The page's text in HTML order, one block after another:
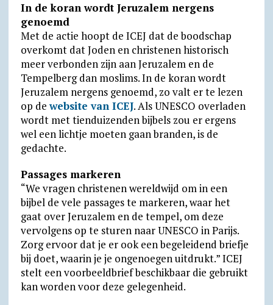
In de koran wordt Jeruzalem nergens
genoemd
Met de actie hoopt de ICEJ dat de boodschap
overkomt dat Joden en christenen historisch
meer verbonden zijn aan Jeruzalem en de
Tempelberg dan moslims. In de koran wordt
Jeruzalem nergens genoemd, zo valt er te lezen
op dewebsite van ICEJ. Als UNESCO overladen
wordt met tienduizenden bijbels zou er ergens
wel een lichtje moeten gaan branden, is de
gedachte.
Passages markeren
“We vragen christenen wereldwijd om in een
bijbel de vele passages te markeren, waar het
gaat over Jeruzalem en de tempel, om deze
vervolgens op te sturen naar UNESCO in Parijs.
Zorg ervoor dat je er ook een begeleidend briefje
bij doet, waarin je je ongenoegen uitdrukt.” ICEJ
stelt een voorbeeldbrief beschikbaar die gebruikt
kan worden voor deze gelegenheid.